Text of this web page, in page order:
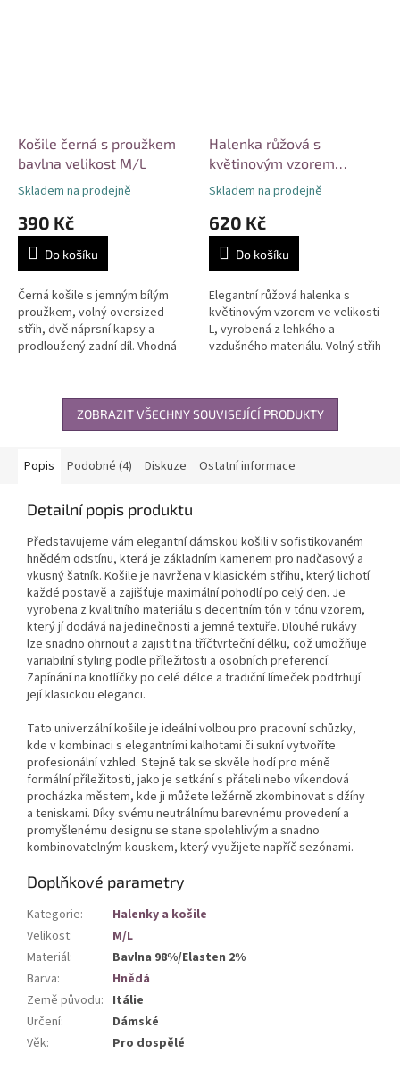
Košile černá s proužkem
bavlna velikost M/L
Skladem na prodejně
390 Kč
Do košíku
Černá košile s jemným bílým
proužkem, volný oversized
střih, dvě náprsní kapsy a
prodloužený zadní díl. Vhodná
formální...
Halenka růžová s
květinovým vzorem
velikost L
Skladem na prodejně
620 Kč
Do košíku
Elegantní růžová halenka s
květinovým vzorem ve velikosti
L, vyrobená z lehkého a
vzdušného materiálu. Volný střih
ZOBRAZIT VŠECHNY SOUVISEJÍCÍ PRODUKTY
Popis Podobné (4) Diskuze Ostatní informace
Detailní popis produktu
Představujeme vám elegantní dámskou košili v sofistikovaném
hnědém odstínu, která je základním kamenem pro nadčasový a
vkusný šatník. Košile je navržena v klasickém střihu, který lichotí
každé postavě a zajišťuje maximální pohodlí po celý den. Je
vyrobena z kvalitního materiálu s decentním tón v tónu vzorem,
který jí dodává na jedinečnosti a jemné textuře. Dlouhé rukávy
lze snadno ohrnout a zajistit na tříčtvrteční délku, což umožňuje
variabilní styling podle příležitosti a osobních preferencí.
Zapínání na knoflíčky po celé délce a tradiční límeček podtrhují
její klasickou eleganci.
Tato univerzální košile je ideální volbou pro pracovní schůzky,
kde v kombinaci s elegantními kalhotami či sukní vytvoříte
profesionální vzhled. Stejně tak se skvěle hodí pro méně
formální příležitosti, jako je setkání s přáteli nebo víkendová
procházka městem, kde ji můžete ležérně zkombinovat s džíny
a teniskami. Díky svému neutrálnímu barevnému provedení a
promyšlenému designu se stane spolehlivým a snadno
kombinovatelným kouskem, který využijete napříč sezónami.
Doplňkové parametry
Kategorie:
Halenky a košile
Velikost:
M/L
Materiál:
Bavlna 98%/Elasten 2%
Barva:
Hnědá
Země původu: Itálie
Určení:
Dámské
Věk: Pro dospělé